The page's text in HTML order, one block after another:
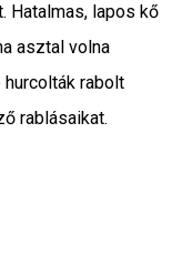
Hatalmas, lapos kő
asztal volna
hurcolták rabolt
rablásaikat.